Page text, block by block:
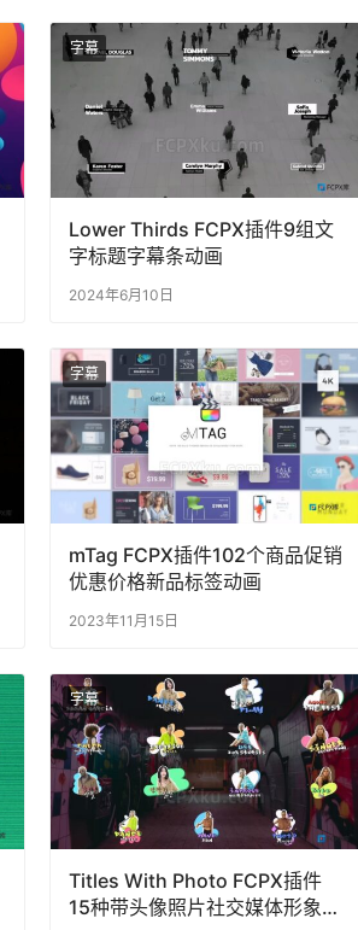
字幕
Lower Thirds FCPX插件9组文
字标题字幕条动画
2024年6月10日
字幕
mTag FCPX插件102个商品促销
优惠价格新品标签动画
2023年11月15日
字幕
Titles With Photo FCPX插件
15种带头像照片社交媒体形象字